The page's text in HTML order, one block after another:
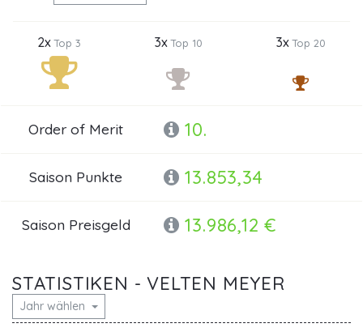
2xTop 3 3xTop 10 3xTop 20
Order of Merit 10.
Saison Punkte 13.853,34
Saison Preisgeld 13.986,12 €
STATISTIKEN - VELTEN MEYER
Jahr wählen